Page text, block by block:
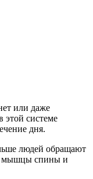
или даже
этой системе
дня.
людей обращают
мышцы спины и